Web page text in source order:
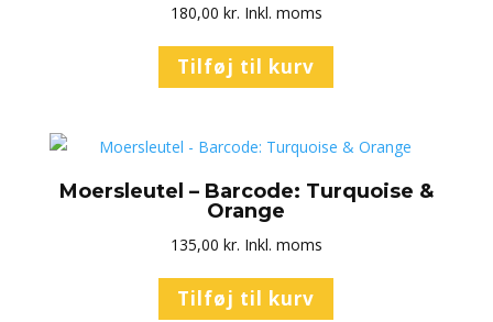
180,00 kr. Inkl. moms
Tilføj til kurv
Moersleutel – Barcode: Turquoise &
Orange
135,00 kr. Inkl. moms
Tilføj til kurv